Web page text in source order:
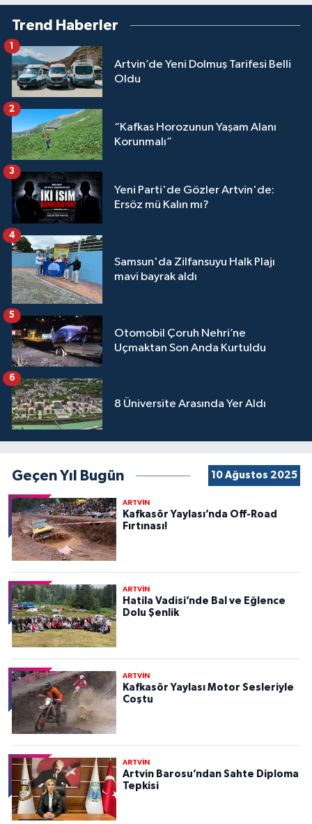
Trend Haberler
Artvin’de Yeni Dolmuş Tarifesi Belli
Oldu
1
“Kafkas Horozunun Yaşam Alanı
Korunmalı”
2
Yeni Parti'de Gözler Artvin'de:
Ersöz mü Kalın mı?
3
Samsun'da Zilfansuyu Halk Plajı
mavi bayrak aldı
4
Otomobil Çoruh Nehri’ne
Uçmaktan Son Anda Kurtuldu
5
8 Üniversite Arasında Yer Aldı
6
Geçen Yıl Bugün 10 Ağustos 2025
ARTVİN
Kafkasör Yaylası’nda Off-Road
Fırtınası!
ARTVİN
Hatila Vadisi’nde Bal ve Eğlence
Dolu Şenlik
ARTVİN
Kafkasör Yaylası Motor Sesleriyle
Coştu
ARTVİN
Artvin Barosu’ndan Sahte Diploma
Tepkisi